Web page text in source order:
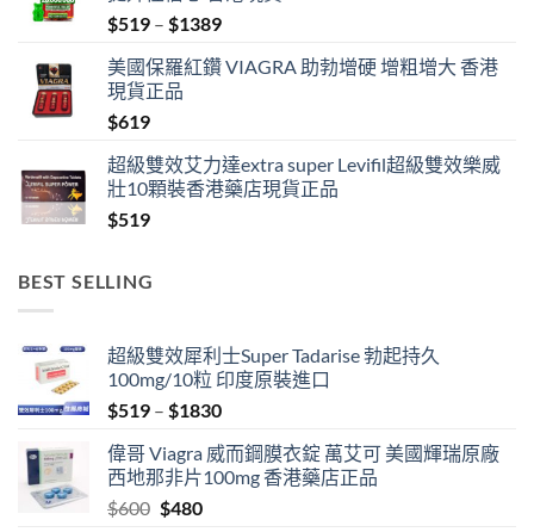
$519 – $1389Price
$519
美國保羅紅鑽 VIAGRA 助勃增硬 增粗增大 香港
現貨正品
$619
超級雙效艾力達extra super Levifil超級雙效樂威
壯10顆裝香港藥店現貨正品
$519
BEST SELLING
超級雙效犀利士Super Tadarise 勃起持久
100mg/10粒 印度原裝進口
$519 – $1830Price
$519
through
偉哥 Viagra 威而鋼膜衣錠 萬艾可 美國輝瑞原廠
西地那非片100mg 香港藥店正品
$600 Original
$480Current